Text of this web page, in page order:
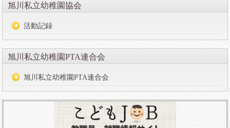
旭川私立幼稚園協会
活動記録
旭川私立幼稚園PTA連合会
旭川私立幼稚園PTA連合会